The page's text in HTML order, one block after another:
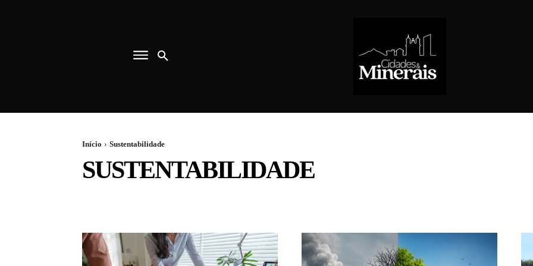
Início Sustentabilidade
SUSTENTABILIDADE